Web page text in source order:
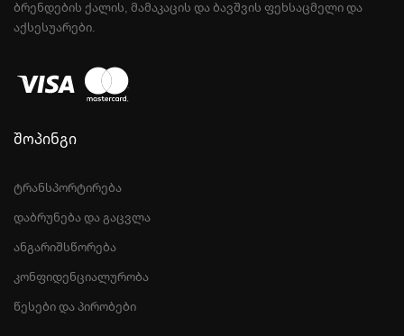
ᲑᲠᲔᲜᲓᲔᲑᲘᲡ ᲥᲐᲚᲘᲡ, ᲛᲐᲛᲐᲙᲐᲪᲘᲡ ᲓᲐ ᲑᲐᲕᲨᲕᲘᲡ ᲤᲔᲮᲡᲐᲪᲛᲔᲚᲘ ᲓᲐ
ᲐᲥᲡᲔᲡᲣᲐᲠᲔᲑᲘ.
შოპინგი
ტრანსპორტირება
დაბრუნება და გაცვლა
ანგარიშსწორება
კონფიდენციალურობა
წესები და პირობები